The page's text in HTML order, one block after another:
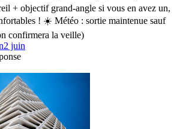
+ objectif grand-angle si vous en avez un,
! ☀️ Météo : sortie maintenue sauf
confirmera la veille)
2 juin